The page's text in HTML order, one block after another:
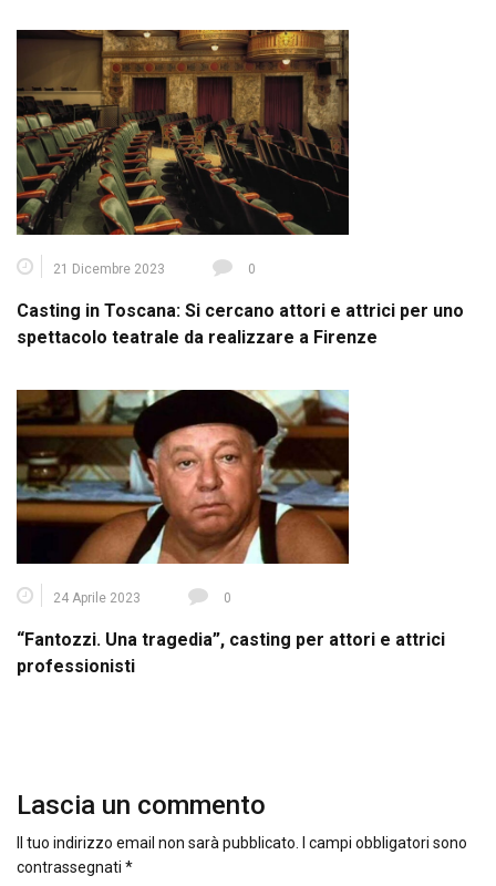
21 Dicembre 2023 0
Casting in Toscana: Si cercano attori e attrici per uno
spettacolo teatrale da realizzare a Firenze
24 Aprile 2023 0
“Fantozzi. Una tragedia”, casting per attori e attrici
professionisti
Lascia un commento
Il tuo indirizzo email non sarà pubblicato.
I campi obbligatori sono
contrassegnati *